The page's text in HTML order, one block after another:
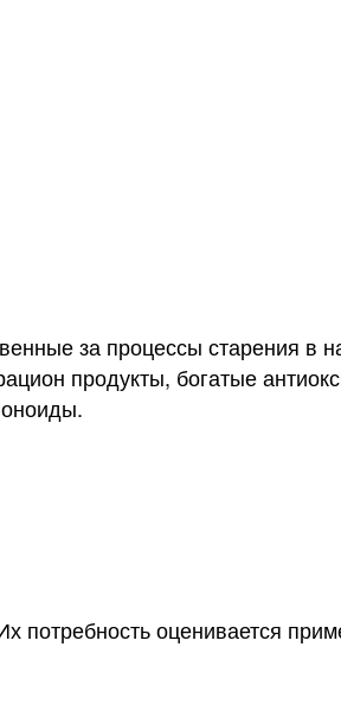
за процессы старения в
продукты, богатые
оценивается